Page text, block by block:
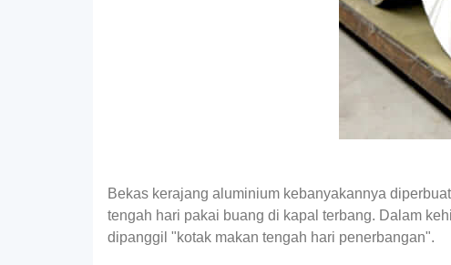
Bekas kerajang aluminium kebanyakannya
tengah hari pakai buang di kapal terbang. Dalam
dipanggil "kotak makan tengah hari penerbangan".